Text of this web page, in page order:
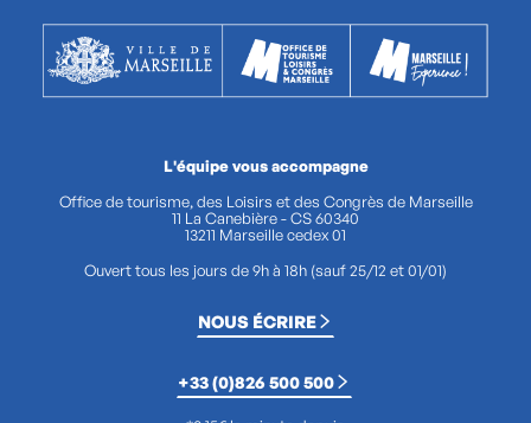
L'équipe vous accompagne
Office de tourisme, des Loisirs et des Congrès de Marseille
11 La Canebière - CS 60340
13211 Marseille cedex 01
Ouvert tous les jours de 9h à 18h (sauf 25/12 et 01/01)
NOUS ÉCRIRE
+33 (0)826 500 500